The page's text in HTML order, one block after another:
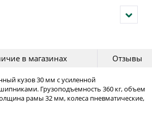
в магазинах Отзывы
кузов 30 мм с усиленной
Грузоподъемность 360 кг, объем
рамы 32 мм, колеса пневматические,